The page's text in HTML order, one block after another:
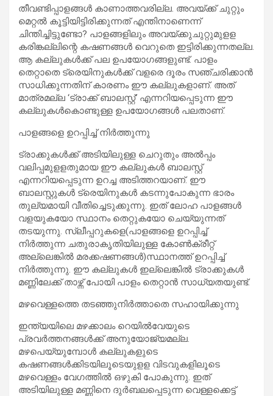
തീവണ്ടിപ്പാളങ്ങള്‍ കാണാത്തവരില്ല. അവയ്ക്ക് ചുറ്റും
മെറ്റല്‍ കൂട്ടിയിട്ടിരിക്കുന്നത് എന്തിനാണെന്ന്
ചിന്തിച്ചിട്ടുണ്ടോ? പാളങ്ങളിലും അവയ്ക്കുചുറ്റുമുളള
കരിങ്കല്ലിന്റെ കഷണങ്ങള്‍ വെറുതെ ഇട്ടിരിക്കുന്നതല്ല.
ആ കല്ലുകള്‍ക്ക് പല ഉപയോഗങ്ങളുണ്ട്. പാളം
തെറ്റാതെ ട്രെയിനുകള്‍ക്ക് വളരെ ദൂരം സഞ്ചരിക്കാന്‍
സാധിക്കുന്നതിന് കാരണം ഈ കല്ലുകളാണ്. അത്
മാത്രമല്ല ‘ട്രാക്ക് ബാലസ്റ്റ്’ എന്നറിയപ്പെടുന്ന ഈ
കല്ലുകള്‍കൊണ്ടുള്ള ഉപയോഗങ്ങള്‍ പലതാണ്.
പാളങ്ങളെ ഉറപ്പിച്ച് നിര്‍ത്തുന്നു
ട്രാക്കുകള്‍ക്ക് അടിയിലുള്ള ചെറുതും അല്‍പ്പം
വലിപ്പമുളളതുമായ ഈ കല്ലുകള്‍ ബാലസ്റ്റ്
എന്നറിയപ്പെടുന്ന ഉറച്ച അടിത്തറയാണ്. ഈ
ബാലസ്റ്റുകള്‍ ട്രെയിനുകള്‍ കടന്നുപോകുന്ന ഭാരം
തുല്യമായി വീതിച്ചെടുക്കുന്നു. ഇത് ലോഹ പാളങ്ങള്‍
വളയുകയോ സ്ഥാനം തെറ്റുകയോ ചെയ്യുന്നത്
തടയുന്നു. സ്ലീപ്പറുകളെ(പാളങ്ങളെ ഉറപ്പിച്ച്
നിര്‍ത്തുന്ന ചതുരാകൃതിയിലുള്ള കോണ്‍ക്രീറ്റ്
അല്ലെങ്കില്‍ മരക്കഷണങ്ങള്‍)സ്ഥാനത്ത് ഉറപ്പിച്ച്
നിര്‍ത്തുന്നു. ഈ കല്ലുകള്‍ ഇല്ലെങ്കില്‍ ട്രാക്കുകള്‍
മണ്ണിലേക്ക് താഴ്ന്ന് പോയി പാളം തെറ്റാന്‍ സാധ്യതയുണ്ട്.
മഴവെള്ളത്തെ തടഞ്ഞുനിര്‍ത്താതെ സഹായിക്കുന്നു
ഇന്ത്യയിലെ മഴക്കാലം റെയില്‍വേയുടെ
പ്രവര്‍ത്തനങ്ങള്‍ക്ക് അനുയോജ്യമല്ല.
മഴപെയ്യുമ്പോള്‍ കല്ലുകളുടെ
കഷണങ്ങള്‍ക്കിടയിലൂടെയുളള വിടവുകളിലൂടെ
മഴവെള്ളം വേഗത്തില്‍ ഒഴുകി പോകുന്നു. ഇത്
അടിയിലുള്ള മണ്ണിനെ ദുര്‍ബലപ്പെടുന്ന വെള്ളക്കെട്ട്